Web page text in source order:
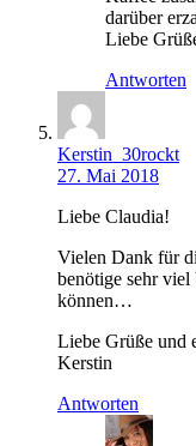
darüber
Liebe
Antworten
Kerstin_30rockt
27. Mai 2018
Liebe Claudia!
Vielen Dank für
benötige sehr viel
können…
Liebe Grüße und
Kerstin
Antworten